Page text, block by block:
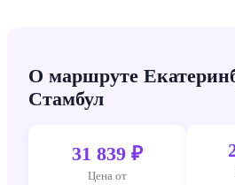
О маршруте
Стамбул
31 839 ₽
Цена от